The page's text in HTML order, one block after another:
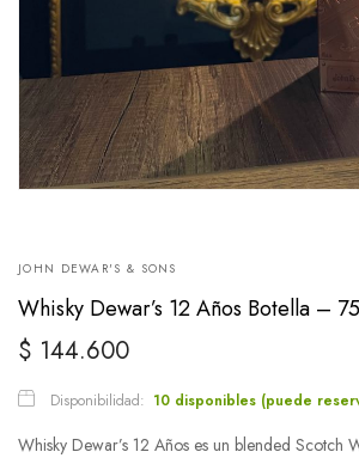
JOHN DEWAR'S & SONS
Whisky Dewar’s 12 Años Botella –
$ 144.600
Disponibilidad: 10 disponibles (puede
Whisky Dewar’s 12 Años es un blended Scotch